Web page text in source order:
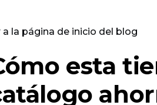
a la página de inicio del blog
esta